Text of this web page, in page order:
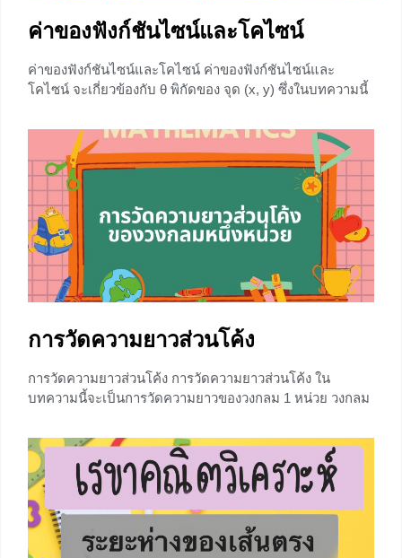
ค่าของฟังก์ชันไซน์และโคไซน์
ค่าของฟังก์ชันไซน์และโคไซน์ ค่าของฟังก์ชันไซน์และ
โคไซน์ จะเกี่ยวข้องกับ θ พิกัดของ จุด (x, y) ซึ่งในบทความนี้
บทความที่ผ่านมาเราได้รู้จักวงกลมหนึ่งหน่วยและการวัด
ความยาวส่วนโค้ง ในบทความนี้น้องๆจะได้รู้จักกับฟังก์ชัน
ไซน์ (sine function) และฟังก์ชันโคไซน์ (cosine function)
และวิธีการหาค่าของฟังก์ชันทั้งสอง Sine function =
+2
การวัดความยาวส่วนโค้ง
การวัดความยาวส่วนโค้ง การวัดความยาวส่วนโค้ง ใน
บทความนี้จะเป็นการวัดความยาวของวงกลม 1 หน่วย วงกลม
ยาว 1 หน่วย จากสูตรของเส้นรอบวง คือ 2r ดังนั้นวงกลมหนึ่ง
หน่วย จะมีเส้นรอบวงยาว 2 และครึ่งวงกลมยาว จุดปลาย
ส่วนโค้ง จากรูป จะได้ว่าจุด P เป็นจุดปลายส่วนโค้ง จากที่
เราได้ทำความรู้จักกับวงกลมหนึ่งหน่วยและจุดปลายส่วนโค้ง
แล้ว
+8